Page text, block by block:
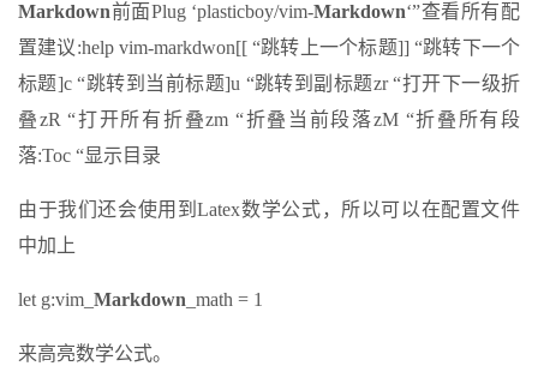
Markdown前面Plug ‘plasticboy/vim-Markdown‘”查看所有配
置建议:help vim-markdwon[[ “跳转上一个标题]] “跳转下一个
标题]c “跳转到当前标题]u “跳转到副标题zr “打开下一级折
叠zR “打开所有折叠zm “折叠当前段落zM “折叠所有段
落:Toc “显示目录
由于我们还会使用到Latex数学公式，所以可以在配置文件
中加上
let g:vim_ Markdown _math = 1
来高亮数学公式。